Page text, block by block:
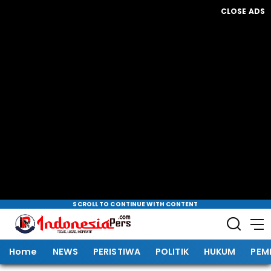
CLOSE ADS
SCROLL TO CONTINUE WITH CONTENT
Home NEWS PERISTIWA POLITIK HUKUM